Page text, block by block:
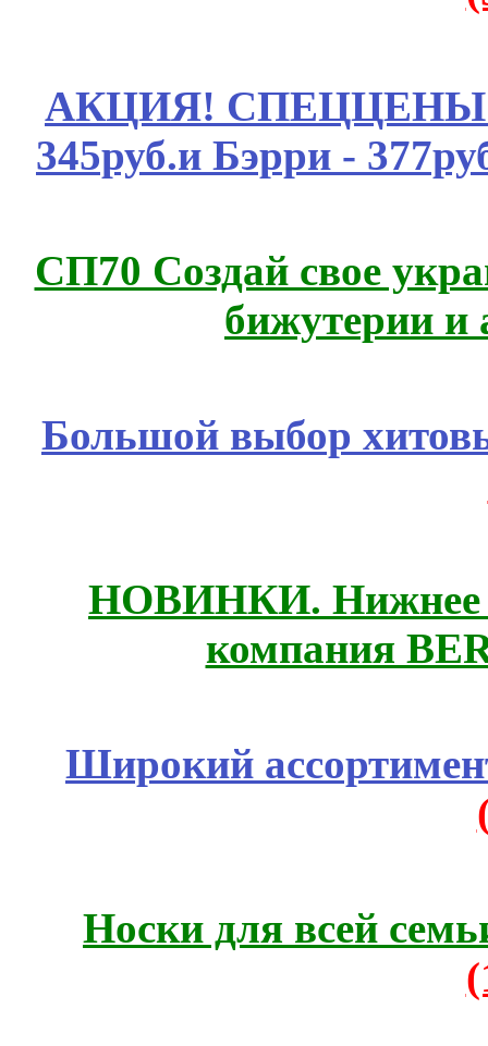
АКЦИЯ! СПЕЦЦЕНЫ
345руб.и Бэрри -
СП70 Создай свое
бижутерии и
Большой выбор
НОВИНКИ. Нижнее
компания
Широкий
Носки для всей